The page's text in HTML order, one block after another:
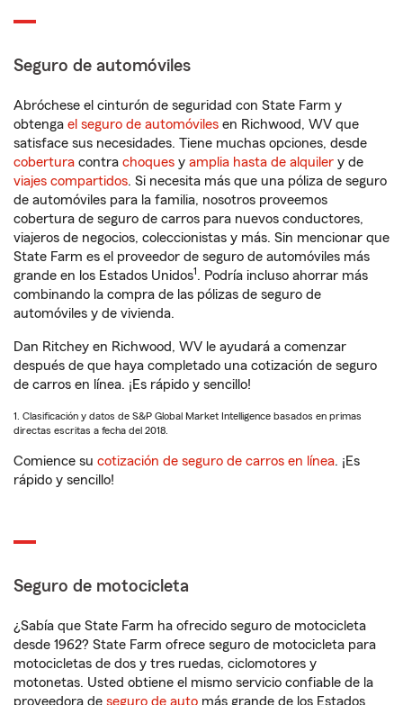
Seguro de automóviles
Abróchese el cinturón de seguridad con State Farm y
obtenga el seguro de automóviles en Richwood, WV que
satisface sus necesidades. Tiene muchas opciones, desde
cobertura contra choques y amplia hasta de alquiler y de
viajes compartidos. Si necesita más que una póliza de seguro
de automóviles para la familia, nosotros proveemos
cobertura de seguro de carros para nuevos conductores,
viajeros de negocios, coleccionistas y más. Sin mencionar que
State Farm es el proveedor de seguro de automóviles más
grande en los Estados Unidos1. Podría incluso ahorrar más
combinando la compra de las pólizas de seguro de
automóviles y de vivienda.
Dan Ritchey en Richwood, WV le ayudará a comenzar
después de que haya completado una cotización de seguro
de carros en línea. ¡Es rápido y sencillo!
1. Clasificación y datos de S&P Global Market Intelligence basados en primas
directas escritas a fecha del 2018.
Comience su cotización de seguro de carros en línea. ¡Es
rápido y sencillo!
Seguro de motocicleta
¿Sabía que State Farm ha ofrecido seguro de motocicleta
desde 1962? State Farm ofrece seguro de motocicleta para
motocicletas de dos y tres ruedas, ciclomotores y
motonetas. Usted obtiene el mismo servicio confiable de la
proveedora de seguro de auto más grande de los Estados